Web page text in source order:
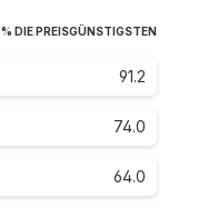
% DIE PREISGÜNSTIGSTEN
91.2
74.0
64.0